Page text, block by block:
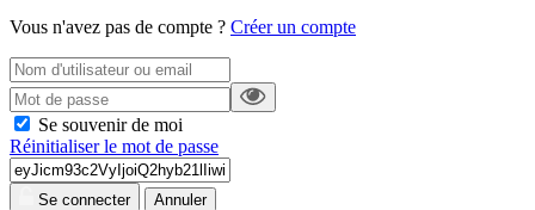
Vous n'avez pas de compte ? Créer un compte
Se souvenir de moi
Réinitialiser le mot de passe
Se connecter Annuler